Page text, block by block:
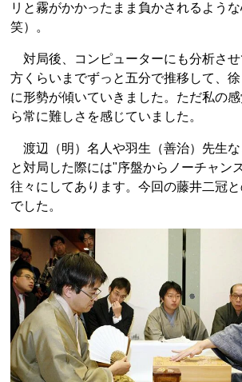
リと霧がかかったまま負かされるよう
笑）。
対局後、コンピューターにも分析さ
方くらいまでずっと五分で推移して、
に形勢が傾いていきました。ただ私の
ら常に難しさを感じていました。
渡辺（明）名人や羽生（善治）先生
と対局した際には"序盤からノーチャン
往々にしてあります。今回の藤井二冠
でした。